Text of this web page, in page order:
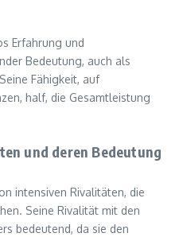
Erfahrung und
Bedeutung, auch als
Fähigkeit, auf
half, die Gesamtleistung
und deren Bedeutung
intensiven Rivalitäten, die
Seine Rivalität mit den
bedeutend, da sie den